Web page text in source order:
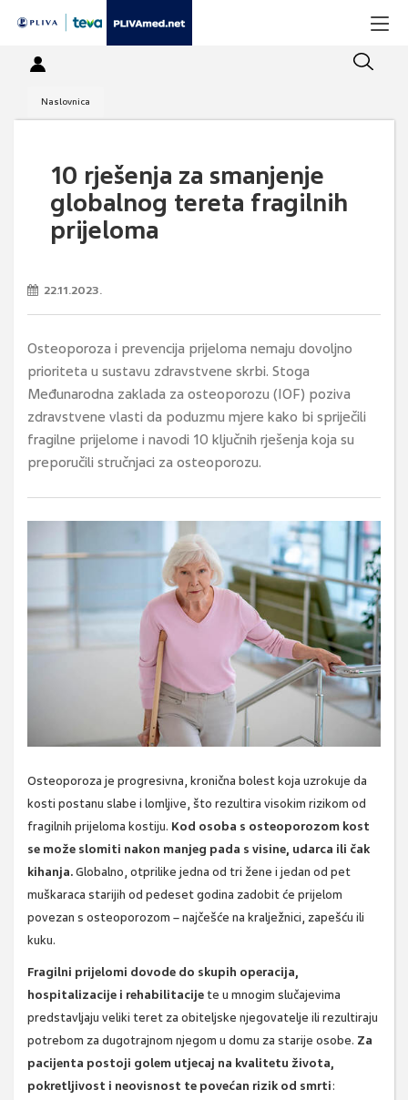
Naslovnica
10 rješenja za smanjenje
globalnog tereta fragilnih
prijeloma
22.11.2023.
Osteoporoza i prevencija prijeloma nemaju dovoljno
prioriteta u sustavu zdravstvene skrbi. Stoga
Međunarodna zaklada za osteoporozu (IOF) poziva
zdravstvene vlasti da poduzmu mjere kako bi spriječili
fragilne prijelome i navodi 10 ključnih rješenja koja su
preporučili stručnjaci za osteoporozu.
Osteoporoza je progresivna, kronična bolest koja uzrokuje da
kosti postanu slabe i lomljive, što rezultira visokim rizikom od
fragilnih prijeloma kostiju. Kod osoba s osteoporozom kost
se može slomiti nakon manjeg pada s visine, udarca ili čak
kihanja.Globalno, otprilike jedna od tri žene i jedan od pet
muškaraca starijih od pedeset godina zadobit će prijelom
povezan s osteoporozom – najčešće na kralježnici, zapešću ili
kuku.
Fragilni prijelomi dovode do skupih operacija,
hospitalizacije i rehabilitacijete u mnogim slučajevima
predstavljaju veliki teret za obiteljske njegovatelje ili rezultiraju
potrebom za dugotrajnom njegom u domu za starije osobe. Za
pacijenta postoji golem utjecaj na kvalitetu života,
pokretljivost i neovisnost te povećan rizik od smrti: